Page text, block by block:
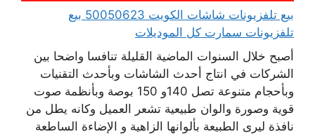
بيع تلفزيونات شاشات الكويت 50050623 بيع
تلفزيونات سمارت كل الموديلات
أصبح خلال السنوات الماضية القليلة تنافسا واضحا بين
الشركات في انتاج أحدث الشاشات وبأحدث التقنيات
وبأحجام متنوعة تصل 140و 150 بوصة وبأنظمة صوت
قوية وصورة والوان طبيعية تشعر العميل وكانه يطل من
نافذة ليرى الطبيعة بألوانها الزاهية و الإضاءة الساطعة